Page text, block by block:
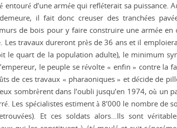
entouré d’une armée qui refléterait sa puissance.
il fait donc creuser des tranchées
de bois pour y faire construire une armée en
Les travaux dureront près de 36 ans et il
le quart de la population adulte), le minimum
le peuple se révolte « enfin » contre la
de ces travaux « pharaoniques » et décide de
sombrèrent dans l’oubli jusqu’en 1974, où un
Les spécialistes estiment à 8’000 le nombre de
Et ces soldats alors…Ils sont